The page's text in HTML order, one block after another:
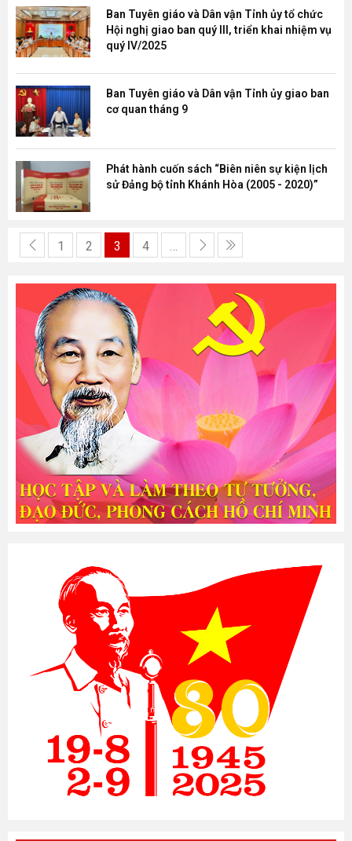
Ban Tuyên giáo và Dân vận Tỉnh ủy tổ chức
Hội nghị giao ban quý III, triển khai nhiệm vụ
quý IV/2025
Ban Tuyên giáo và Dân vận Tỉnh ủy giao ban
cơ quan tháng 9
Phát hành cuốn sách “Biên niên sự kiện lịch
sử Đảng bộ tỉnh Khánh Hòa (2005 - 2020)”
1 2 3 4 …